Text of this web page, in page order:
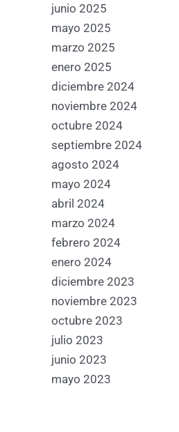
junio 2025
mayo 2025
marzo 2025
enero 2025
diciembre 2024
noviembre 2024
octubre 2024
septiembre 2024
agosto 2024
mayo 2024
abril 2024
marzo 2024
febrero 2024
enero 2024
diciembre 2023
noviembre 2023
octubre 2023
julio 2023
junio 2023
mayo 2023